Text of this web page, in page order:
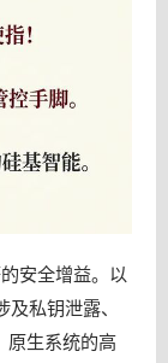
安全增益。以
私钥泄露、
原生系统的高